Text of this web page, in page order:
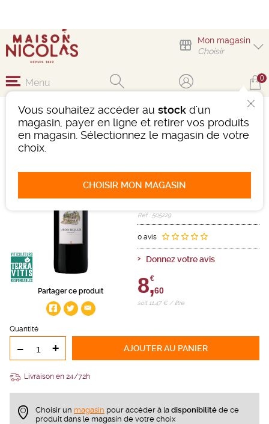
Mon magasin
Choisir
Vous souhaitez accéder au stock d'un
magasin, payer en ligne et retirer vos produits
en magasin. Sélectionnez le magasin de votre
choix.
CHOISIR MON MAGASIN
Menu 0
Partager ce produit
JARDIN DE JULES
DOMAINE DE LA
CLAPIÈRE
Rouge-Bouteille de 75 cl
Ref : 505229
0 avis
Donnez votre avis
8,
€
60
soit 11,47 € / litre
Quantité
- + AJOUTERAU PANIER
Livraison en 24/72h
Choisir un magasin pour accèder à la disponibilité de ce
produit dans le magasin de votre choix